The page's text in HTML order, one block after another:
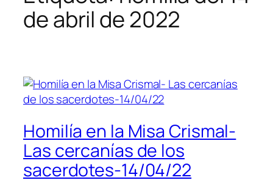
de abril de 2022
Homilía en la Misa Crismal-
Las cercanías de los
sacerdotes-14/04/22